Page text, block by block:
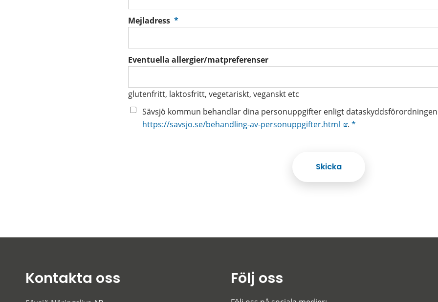
Mejladress *(obligatorisk)
Eventuella allergier/matpreferenser
glutenfritt, laktosfritt, vegetariskt, veganskt etc
Sävsjö kommun behandlar dina personuppgifter enligt
https://savsjo.se/behandling-av-personuppgifter.html
. *
Kontakta oss Följ oss